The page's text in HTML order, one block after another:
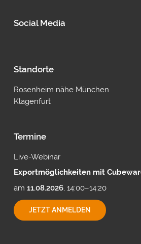
Social Media
Standorte
Rosenheim nähe München
Klagenfurt
Termine
Live-Webinar
Exportmöglichkeiten mit
am 11.08.2026, 14:00–14:20
JETZT ANMELDEN
MIT